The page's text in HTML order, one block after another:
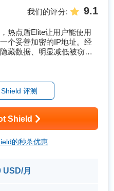
我们的评分: 9.1
热点盾Elite让用户能使用
个妥善加密的IP地址。经
藏数据、明显减低被窃听
对您的数据资料进行压
评测
Shield
的秒杀优惠
USD/月